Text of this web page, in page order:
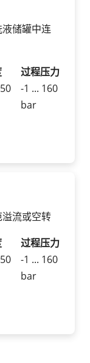
储罐中连
过程压力
-1 ... 160
bar
流或空转
过程压力
-1 ... 160
bar